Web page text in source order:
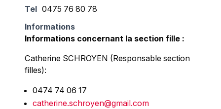
Tel 0475 76 80 78
Informations
Informations concernant la section fille :
Catherine SCHROYEN (Responsable section
filles):
0474 74 06 17
catherine.schroyen@gmail.com